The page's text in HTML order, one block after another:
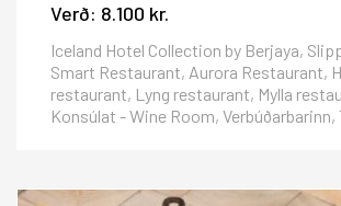
Verð: 8.100 kr.
Iceland Hotel Collection by Berjaya,
Smart Restaurant, Aurora Restaurant,
restaurant, Lyng restaurant, Mylla
Konsúlat - Wine Room, Verbúðarbarinn,